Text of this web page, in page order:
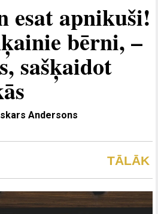
esat apnikuši!
bērni, –
sašķaidot
Andersons
TĀLĀK